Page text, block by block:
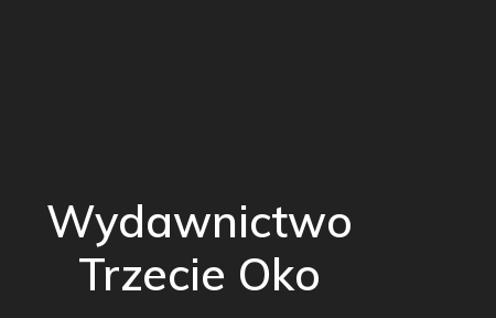
Wydawnictwo
Trzecie Oko